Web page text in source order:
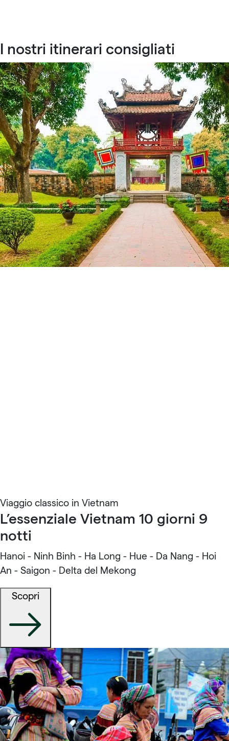
I nostri itinerari consigliati
Viaggio classico in Vietnam
L’essenziale Vietnam 10 giorni 9
notti
Hanoi - Ninh Binh - Ha Long - Hue - Da Nang - Hoi
An - Saigon - Delta del Mekong
Scopri